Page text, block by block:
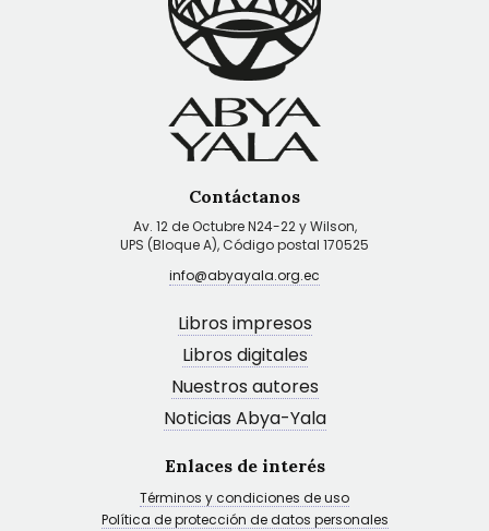
Contáctanos
Av. 12 de Octubre N24-22 y Wilson,
UPS (Bloque A), Código postal 170525
info@abyayala.org.ec
Libros impresos
Libros digitales
Nuestros autores
Noticias Abya-Yala
Enlaces de interés
Términos y condiciones de uso
Política de protección de datos personales